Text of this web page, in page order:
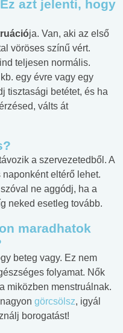
azt jelenti, hogy
ja. Van, aki az első
vöröses színű vért.
teljesen normális.
egy évre vagy egy
tisztasági betétet, és ha
válts át
a szervezetedből. A
eltérő lehet.
ne aggódj, ha a
neked esetleg tovább.
maradhatok
beteg vagy. Ez nem
folyamat. Nők
miközben menstruálnak.
görcsölsz, igyál
borogatást!